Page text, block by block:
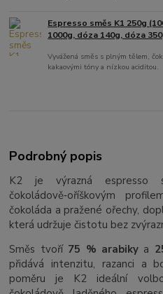
Espresso směs K1 250g
1000g, dóza 140g, dóza
Vyvážená směs s plným tělem,
kakaovými tóny a nízkou aciditou.
Podrobný popis
K2 je výrazná
čokoládově‑oříškovým
čokoláda a pražené ořechy,
která udržuje čistotu bez
Směs tvoří 75 % arabiky a
přidává intenzitu, razanci a
poměru je K2 ideální